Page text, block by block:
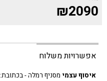
₪2090
אפשרויות משלוח
איסוף עצמי מסניף רמלה - בכתובת: